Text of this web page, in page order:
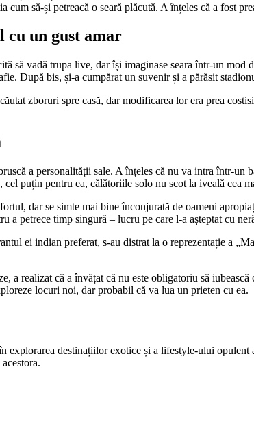
să-și petreacă o seară plăcută. A înțeles că a fost
cu un gust amar
să vadă trupa live, dar își imaginase seara într-un
După bis, și-a cumpărat un suvenir și a părăsit
zboruri spre casă, dar modificarea lor era prea
a personalității sale. A înțeles că nu va intra într-
puțin pentru ea, călătoriile solo nu scot la iveală cea
dar se simte mai bine înconjurată de oameni
a petrece timp singură – lucru pe care l-a așteptat cu
ei indian preferat, s-au distrat la o reprezentație a
realizat că a învățat că nu este obligatoriu să
locuri noi, dar probabil că va lua un prieten cu ea.
destinațiilor exotice și a lifestyle-ului